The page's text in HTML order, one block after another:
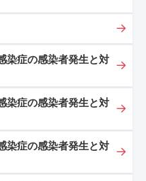
染症の感染者発生と対
染症の感染者発生と対
染症の感染者発生と対